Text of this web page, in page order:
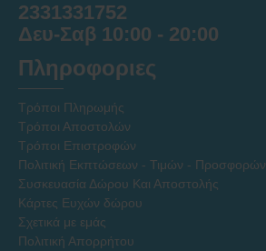
2331331752
Δευ-Σαβ 10:00 - 20:00
Πληροφοριες
Τρόποι Πληρωμής
Τρόποι Αποστολών
Τρόποι Επιστροφών
Πολιτική Εκπτώσεων - Τιμών - Προσφορών
Συσκευασία Δώρου Και Αποστολής
Κάρτες Ευχών δώρου
Σχετικά με εμάς
Πολιτική Απορρήτου